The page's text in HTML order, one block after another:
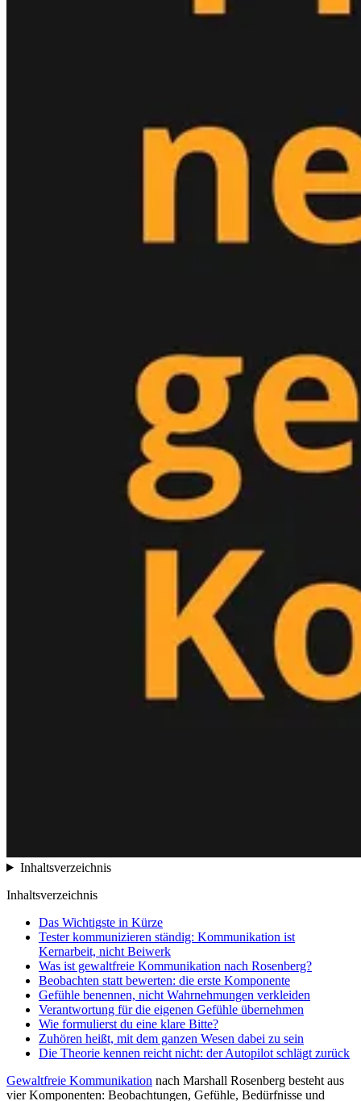
Inhaltsverzeichnis
Inhaltsverzeichnis
Das Wichtigste in Kürze
Tester kommunizieren ständig: Kommunikation ist
Kernarbeit, nicht Beiwerk
Was ist gewaltfreie Kommunikation nach Rosenberg?
Beobachten statt bewerten: die erste Komponente
Gefühle benennen, nicht Wahrnehmungen verkleiden
Verantwortung für die eigenen Gefühle übernehmen
Wie formulierst du eine klare Bitte?
Zuhören heißt, mit dem ganzen Wesen dabei zu sein
Die Theorie kennen reicht nicht: der Autopilot schlägt zurück
Gewaltfreie Kommunikation nach Marshall Rosenberg besteht aus
vier Komponenten: Beobachtungen, Gefühle, Bedürfnisse und